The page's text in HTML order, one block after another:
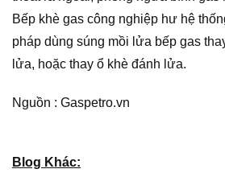
Bếp khè gas công nghiệp hư hệ
pháp dùng súng mồi lửa bếp gas
lửa, hoặc thay ổ khè đánh lửa.
Nguồn : Gaspetro.vn
Blog Khác: